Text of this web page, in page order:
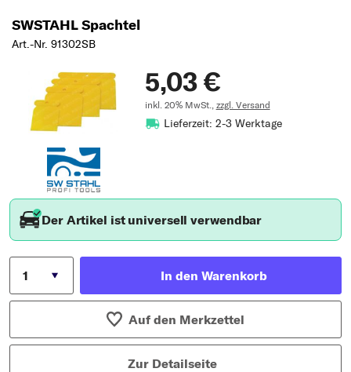
SWSTAHL Spachtel
Art.-Nr. 91302SB
5,03 €
inkl. 20% MwSt., zzgl. Versand
Lieferzeit: 2-3 Werktage
Der Artikel ist universell verwendbar
In den Warenkorb
Auf den Merkzettel
Zur Detailseite